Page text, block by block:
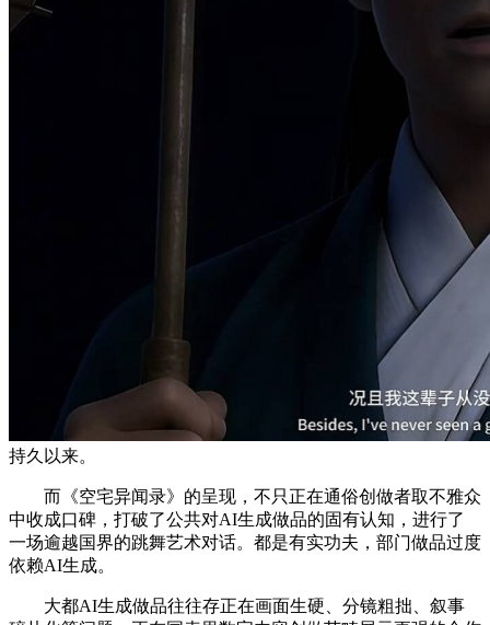
持久以来。
而《空宅异闻录》的呈现，不只正在通俗创做者取不雅众
中收成口碑，打破了公共对AI生成做品的固有认知，进行了
一场逾越国界的跳舞艺术对话。都是有实功夫，部门做品过度
依赖AI生成。
大都AI生成做品往往存正在画面生硬、分镜粗拙、叙事